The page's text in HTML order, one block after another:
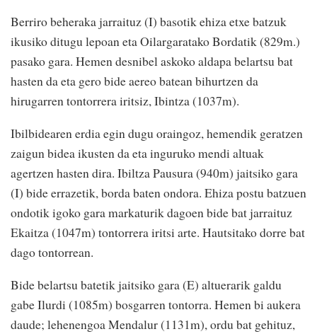
Berriro beheraka jarraituz (I) basotik ehiza etxe batzuk
ikusiko ditugu lepoan eta Oilargaratako Bordatik (829m.)
pasako gara. Hemen desnibel askoko aldapa belartsu bat
hasten da eta gero bide aereo batean bihurtzen da
hirugarren tontorrera iritsiz, Ibintza (1037m).
Ibilbidearen erdia egin dugu oraingoz, hemendik geratzen
zaigun bidea ikusten da eta inguruko mendi altuak
agertzen hasten dira. Ibiltza Pausura (940m) jaitsiko gara
(I) bide errazetik, borda baten ondora. Ehiza postu batzuen
ondotik igoko gara markaturik dagoen bide bat jarraituz
Ekaitza (1047m) tontorrera iritsi arte. Hautsitako dorre bat
dago tontorrean.
Bide belartsu batetik jaitsiko gara (E) altuerarik galdu
gabe Ilurdi (1085m) bosgarren tontorra. Hemen bi aukera
daude; lehenengoa Mendalur (1131m), ordu bat gehituz,